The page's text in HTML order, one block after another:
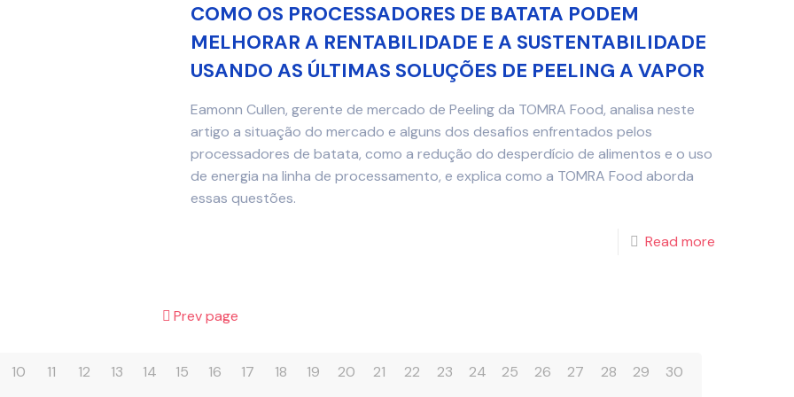
COMO OS PROCESSADORES DE BATATA PODEM
MELHORAR A RENTABILIDADE E A SUSTENTABILIDADE
USANDO AS ÚLTIMAS SOLUÇÕES DE PEELING A VAPOR
Eamonn Cullen, gerente de mercado de Peeling da TOMRA Food, analisa neste
artigo a situação do mercado e alguns dos desafios enfrentados pelos
processadores de batata, como a redução do desperdício de alimentos e o uso
de energia na linha de processamento, e explica como a TOMRA Food aborda
essas questões.
Read more
Prev page
10 11 12 13 14 15 16 17 18 19 20 21 22 23 24 25 26 27 28 29
30